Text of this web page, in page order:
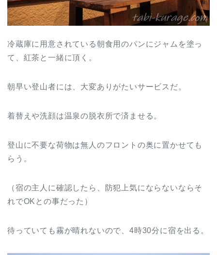
冷蔵庫に用意されている朝食用のパンにジャムを塗っ
て、紅茶と一緒に頂く。
朝早い登山者には、大変ありがたいサービスだ。
着替えや洗顔は温泉の脱衣所で済ませる。
登山に不要な荷物は無人のフロントの奥に置かせても
らう。
（宿の主人に確認したら、防犯上気にならないならそ
れでOKとの事だった）
待っていても霧が晴れないので、4時30分に宿を出る。